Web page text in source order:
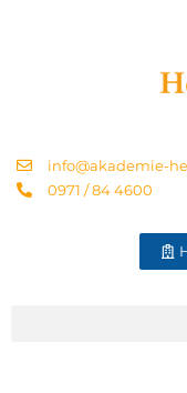
info@akademie-
0971 / 84 4600